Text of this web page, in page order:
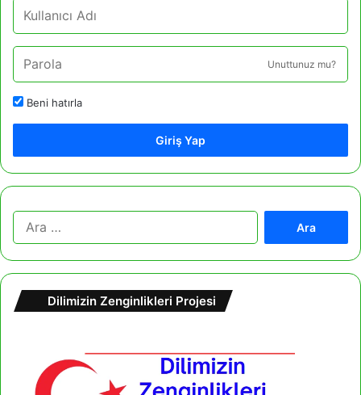
Unuttunuz mu?
Beni hatırla
Giriş Yap
m
Dilimizin Zenginlikleri Projesi